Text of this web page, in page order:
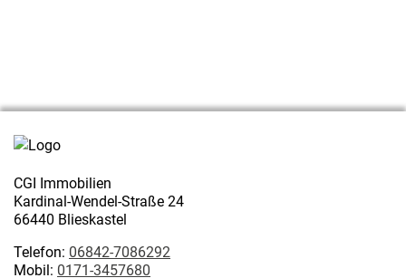
CGI Immobilien
Kardinal-Wendel-Straße 24
66440 Blieskastel
Telefon: 06842-7086292
Mobil: 0171-3457680